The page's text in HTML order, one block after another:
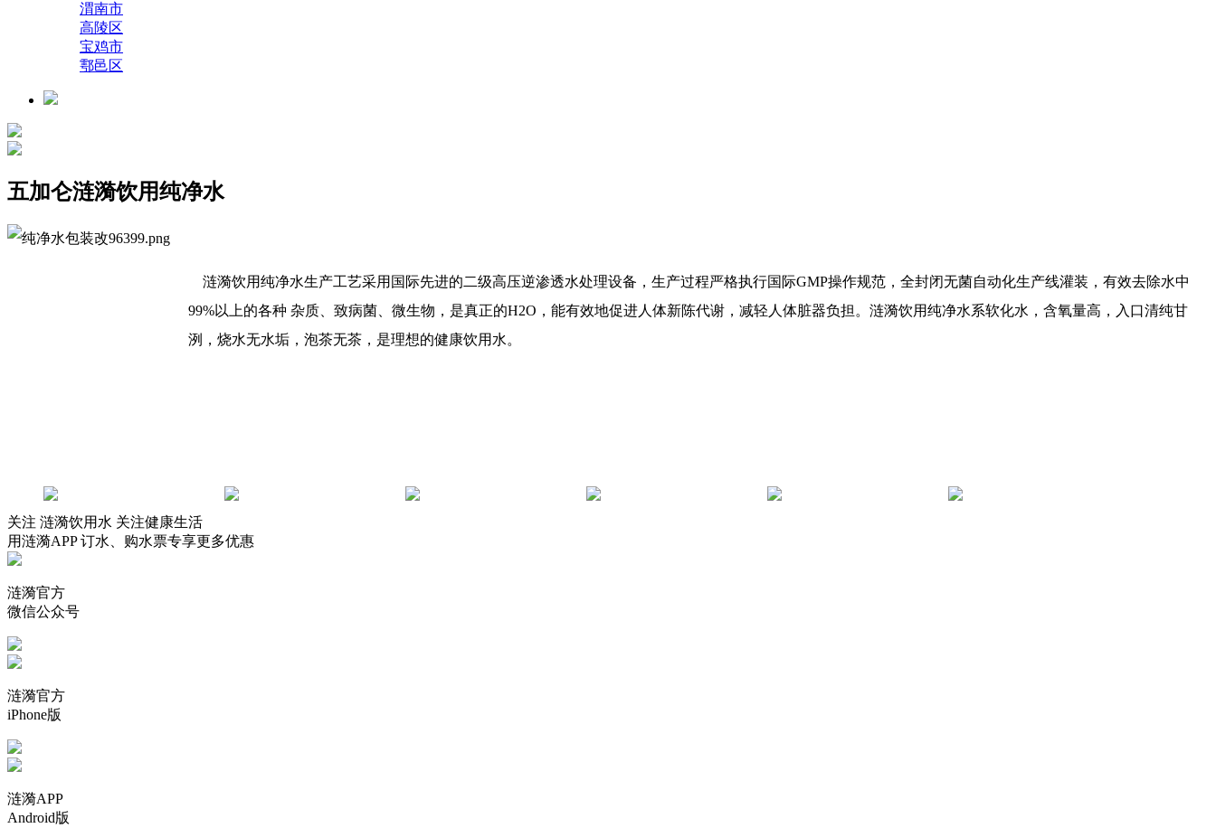
渭南市
高陵区
宝鸡市
鄠邑区
五加仑涟漪饮用纯净水
涟漪饮用纯净水生产工艺采用国际先进的二级高压逆渗透水处理设备，生产过程严格执行国际GMP操作规范，全封闭无菌自动化生产线灌装，有效去除水中
99%以上的各种 杂质、致病菌、微生物，是真正的H2O，能有效地促进人体新陈代谢，减轻人体脏器负担。涟漪饮用纯净水系软化水，含氧量高，入口清纯甘
洌，烧水无水垢，泡茶无茶，是理想的健康饮用水。
关注 涟漪饮用水 关注健康生活
用涟漪APP 订水、购水票专享更多优惠
涟漪官方
微信公众号
涟漪官方
iPhone版
涟漪APP
Android版